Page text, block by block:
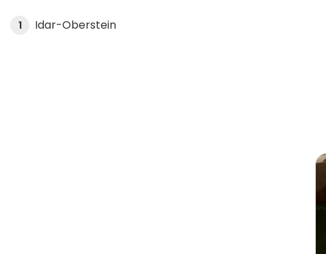
1 Idar-Oberstein